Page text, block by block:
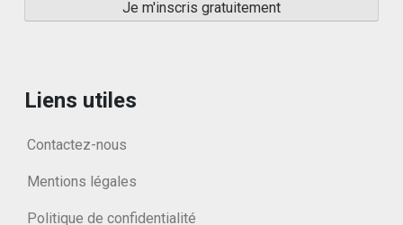
Liens utiles
Contactez-nous
Mentions légales
Politique de confidentialité